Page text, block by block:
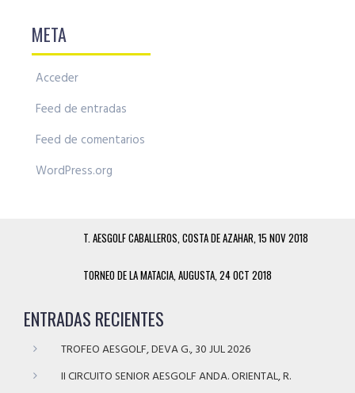
META
Acceder
Feed de entradas
Feed de comentarios
WordPress.org
T. AESGOLF CABALLEROS, COSTA DE AZAHAR, 15 NOV 2018
TORNEO DE LA MATACIA, AUGUSTA, 24 OCT 2018
ENTRADAS RECIENTES
TROFEO AESGOLF, DEVA G., 30 JUL 2026
II CIRCUITO SENIOR AESGOLF ANDA. ORIENTAL, R.